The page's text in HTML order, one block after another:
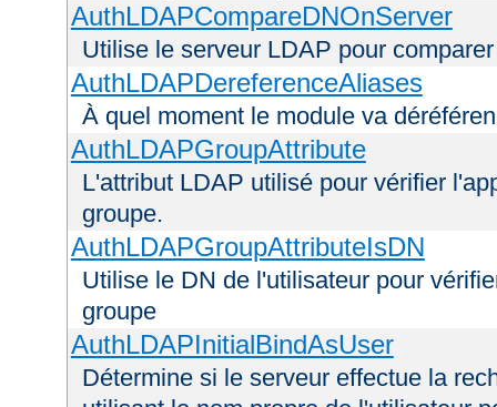
AuthLDAPCompareDNOnServer
Utilise le serveur LDAP pour
AuthLDAPDereferenceAliases
À quel moment le module va
AuthLDAPGroupAttribute
L'attribut LDAP utilisé pour vérifier
groupe.
AuthLDAPGroupAttributeIsDN
Utilise le DN de l'utilisateur pour
groupe
AuthLDAPInitialBindAsUser
Détermine si le serveur effectue la